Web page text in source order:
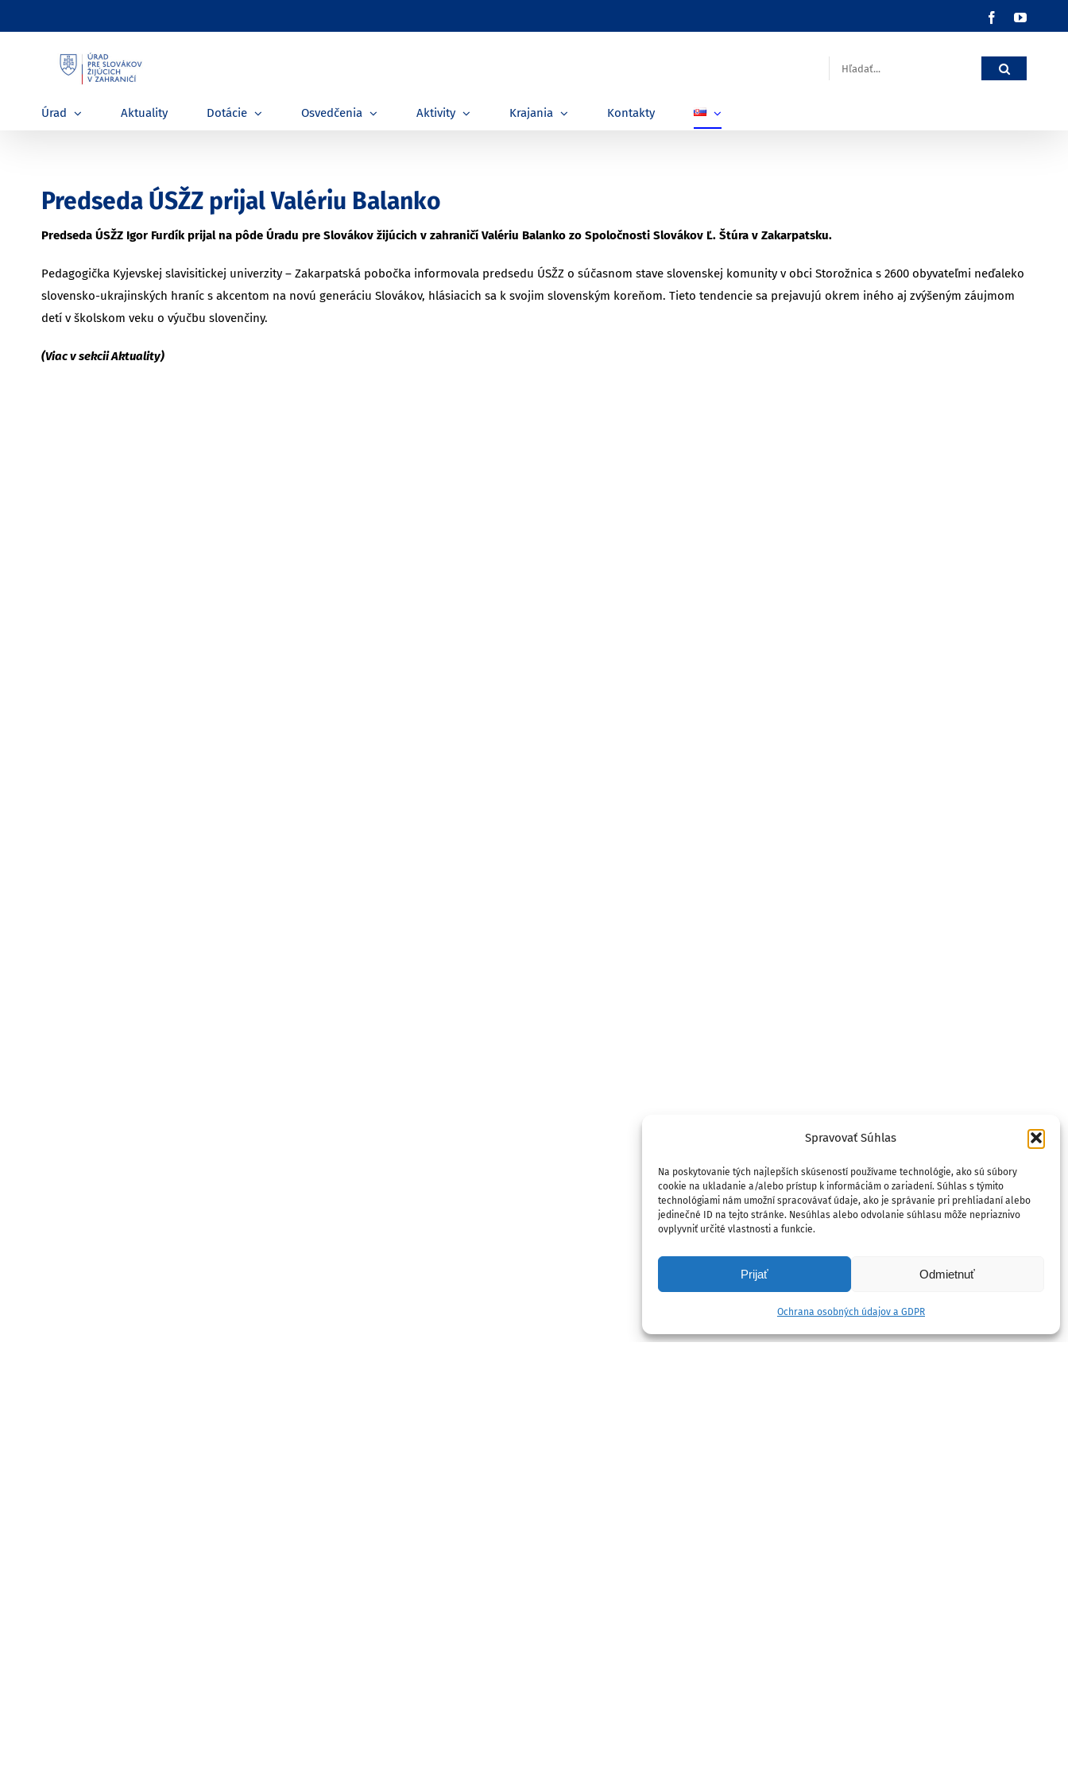
Spravovať Súhlas
Na poskytovanie tých najlepších skúseností používame technológie, ako sú súbory
cookie na ukladanie a/alebo prístup k informáciám o zariadení. Súhlas s týmito
technológiami nám umožní spracovávať údaje, ako je správanie pri prehliadaní alebo
jedinečné ID na tejto stránke. Nesúhlas alebo odvolanie súhlasu môže nepriaznivo
ovplyvniť určité vlastnosti a funkcie.
Prijať Odmietnuť
Ochrana osobných údajov a GDPR
to
Facebook
Hľadať:
Úrad Aktuality Dotácie Osvedčenia Aktivity Krajania Kontakty
Predseda ÚSŽZ prijal Valériu Balanko
Predseda ÚSŽZ Igor Furdík prijal na pôde Úradu pre Slovákov žijúcich v zahraničí Valériu Balanko zo Spoločnosti Slovákov Ľ. Štúra v Zakarpatsku.
Pedagogička Kyjevskej slavisitickej univerzity – Zakarpatská pobočka informovala predsedu ÚSŽZ o súčasnom stave slovenskej komunity v obci Storožnica s 2600 obyvateľmi neďaleko
slovensko-ukrajinských hraníc s akcentom na novú generáciu Slovákov, hlásiacich sa k svojim slovenským koreňom. Tieto tendencie sa prejavujú okrem iného aj zvýšeným záujmom
detí v školskom veku o výučbu slovenčiny.
(Viac v sekcii Aktuality)